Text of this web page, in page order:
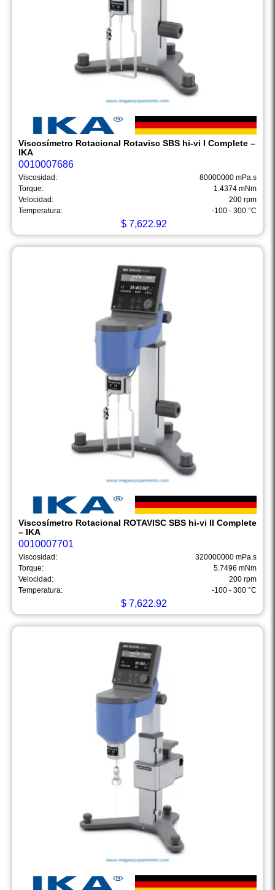
Viscosímetro Rotacional Rotavisc SBS hi-vi I Complete –
IKA
0010007686
Viscosidad:
80000000 mPa.s
Torque:
1.4374 mNm
Velocidad:
200 rpm
Temperatura:
-100 - 300 °C
$7,622.92
Viscosímetro Rotacional ROTAVISC SBS hi-vi II Complete
– IKA
0010007701
Viscosidad:
320000000 mPa.s
Torque:
5.7496 mNm
Velocidad:
200 rpm
Temperatura:
-100 - 300 °C
$7,622.92